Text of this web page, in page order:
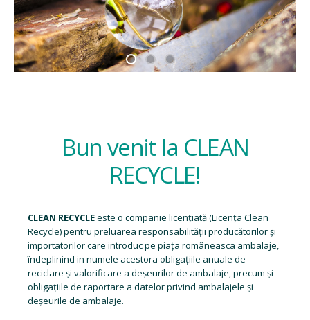
Bun venit la CLEAN
RECYCLE!
CLEAN RECYCLEeste o companie licențiată (Licența Clean
Recycle) pentru preluarea responsabilității producătorilor și
importatorilor care introduc pe piața româneasca ambalaje,
îndeplinind in numele acestora obligațiile anuale de
reciclare și valorificare a deșeurilor de ambalaje, precum și
obligațiile de raportare a datelor privind ambalajele și
deșeurile de ambalaje.